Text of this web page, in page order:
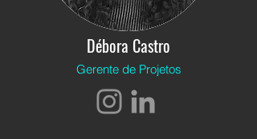
Débora Castro
Gerente de Projetos